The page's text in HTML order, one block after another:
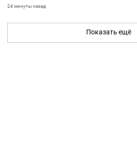
24 минуты назад
Показать ещё